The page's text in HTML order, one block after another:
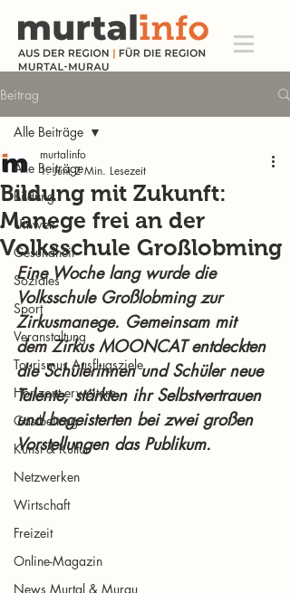
Beitrag
Alle Beiträge
Bildung
Umwelt
Gesundheit
Soziales
Sport
Veranstaltung
Tourismus Ausflugsziele
Horizont erweitern
Gastbeitrag
Kunst & Kultur
Netzwerken
Wirtschaft
Freizeit
Online-Magazin
News Murtal & Murau
Alle Beiträge
Bildung mit Zukunft:
Manege frei an der
Volksschule Großlobming
murtalinfo
1. Juni 2 Min. Lesezeit
Eine Woche lang wurde die
Volksschule Großlobming zur
Zirkusmanege. Gemeinsam mit
dem Zirkus MOONCAT entdeckten
die Schülerinnen und Schüler neue
Talente, stärkten ihr Selbstvertrauen
und begeisterten bei zwei großen
Vorstellungen das Publikum.